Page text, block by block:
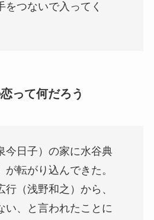
をつないで入ってく
って何だろう
今日子）の家に水谷典
転がり込んできた。
（浅野和之）から、
い、と言われたことに